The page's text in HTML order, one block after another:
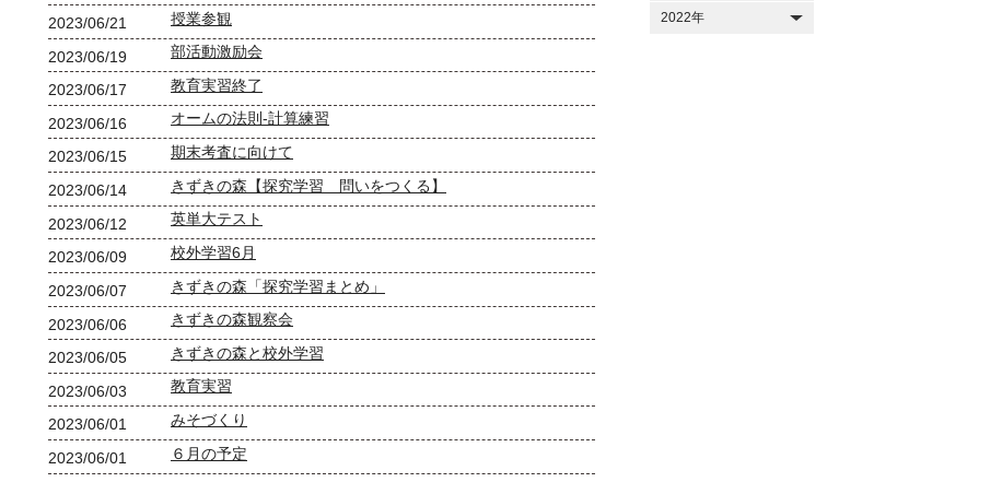
2023/06/21 授業参観
2023/06/19 部活動激励会
2023/06/17 教育実習終了
2023/06/16 オームの法則-計算練習
2023/06/15 期末考査に向けて
2023/06/14 きずきの森【探究学習 問いをつくる】
2023/06/12 英単大テスト
2023/06/09 校外学習6月
2023/06/07 きずきの森「探究学習まとめ」
2023/06/06 きずきの森観察会
2023/06/05 きずきの森と校外学習
2023/06/03 教育実習
2023/06/01 みそづくり
2023/06/01 ６月の予定
2022年